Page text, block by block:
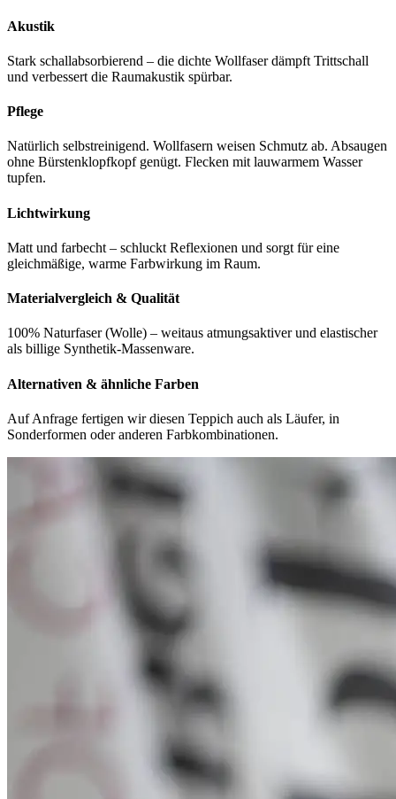
Akustik
Stark schallabsorbierend – die dichte Wollfaser dämpft Trittschall
und verbessert die Raumakustik spürbar.
Pflege
Natürlich selbstreinigend. Wollfasern weisen Schmutz ab. Absaugen
ohne Bürstenklopfkopf genügt. Flecken mit lauwarmem Wasser
tupfen.
Lichtwirkung
Matt und farbecht – schluckt Reflexionen und sorgt für eine
gleichmäßige, warme Farbwirkung im Raum.
Materialvergleich & Qualität
100% Naturfaser (Wolle) – weitaus atmungsaktiver und elastischer
als billige Synthetik-Massenware.
Alternativen & ähnliche Farben
Auf Anfrage fertigen wir diesen Teppich auch als Läufer, in
Sonderformen oder anderen Farbkombinationen.